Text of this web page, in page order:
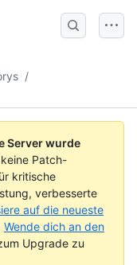
/
Server wurde
Patch-
kritische
verbesserte
auf die neueste
Wende dich an den
Upgrade zu